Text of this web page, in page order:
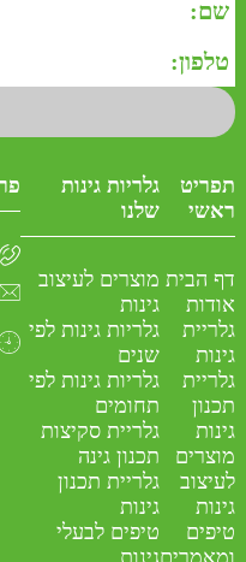
וצדקת.
ואף על פי כן,
פיניתם וניקיתם
ונוצרה גינה חדשה,
מותאמת
חדשות שלא ידעתי
היום, חודש לאחר
בגינה, בכל פינה,
מעשה ידיך מעורר
ומהווה לנו מקור
תפריט
ראשי
דף הבית
אודות
גלריית
גינות
גלריית
תכנון
גינות
מוצרים
לעיצוב
גינות
טיפים
ומאמרים
גלריות גינות
שלנו
מוצרים לעיצוב
גינות
גלריות גינות לפי
שנים
גלריות גינות לפי
תחומים
גלריית סקיצות
תכנון גינה
גלריית תכנון
גינות
טיפים לבעלי
גינות